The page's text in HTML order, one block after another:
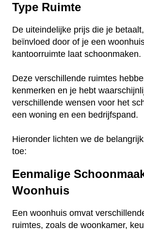
Type Ruimte
De uiteindelijke prijs die je
beïnvloed door of je een
kantoorruimte laat schoonmaken.
Deze verschillende ruimtes
kenmerken en je hebt
verschillende wensen voor het
een woning en een bedrijfspand.
Hieronder lichten we de
toe:
Eenmalige
Woonhuis
Een woonhuis omvat
ruimtes, zoals de woonkamer,